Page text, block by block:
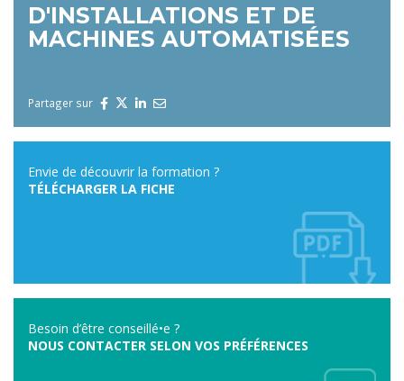
D'INSTALLATIONS ET DE
MACHINES AUTOMATISÉES
Partager sur
Envie de découvrir la formation ?
TÉLÉCHARGER LA FICHE
Besoin d’être conseillé•e ?
NOUS CONTACTER SELON VOS PRÉFÉRENCES